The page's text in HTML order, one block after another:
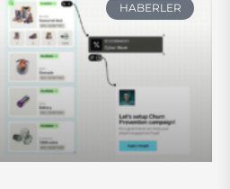
HABERLER